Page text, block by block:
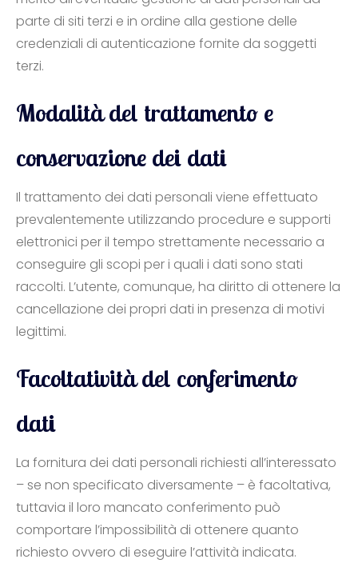
parte di siti terzi e in ordine alla gestione delle
credenziali di autenticazione fornite da soggetti
terzi.
Modalità del trattamento e
conservazione dei dati
Il trattamento dei dati personali viene effettuato
prevalentemente utilizzando procedure e supporti
elettronici per il tempo strettamente necessario a
conseguire gli scopi per i quali i dati sono stati
raccolti. L’utente, comunque, ha diritto di ottenere la
cancellazione dei propri dati in presenza di motivi
legittimi.
Facoltatività del conferimento
dati
La fornitura dei dati personali richiesti all’interessato
– se non specificato diversamente – è facoltativa,
tuttavia il loro mancato conferimento può
comportare l’impossibilità di ottenere quanto
richiesto ovvero di eseguire l’attività indicata.